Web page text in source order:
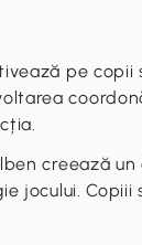
pe
creează
jocului.